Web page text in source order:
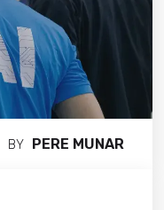
BY PERE MUNAR